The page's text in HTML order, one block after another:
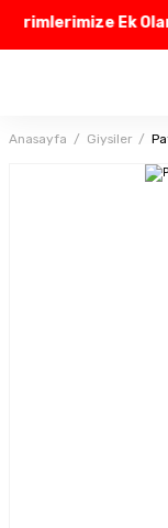
Ek
Anasayfa Giysiler